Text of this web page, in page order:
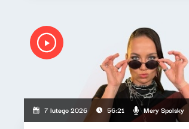
7 lutego 2026 56:21 Mery Spolsky